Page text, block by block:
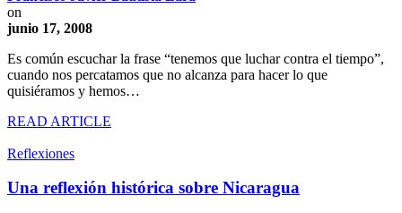
on
junio 17, 2008
Es común escuchar la frase “tenemos que luchar contra el tiempo”,
cuando nos percatamos que no alcanza para hacer lo que
quisiéramos y hemos…
READ ARTICLE
Reflexiones
Una reflexión histórica sobre Nicaragua